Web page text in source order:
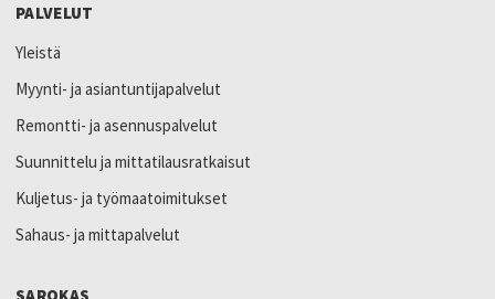
PALVELUT
Yleistä
Myynti- ja asiantuntijapalvelut
Remontti- ja asennuspalvelut
Suunnittelu ja mittatilausratkaisut
Kuljetus- ja työmaatoimitukset
Sahaus- ja mittapalvelut